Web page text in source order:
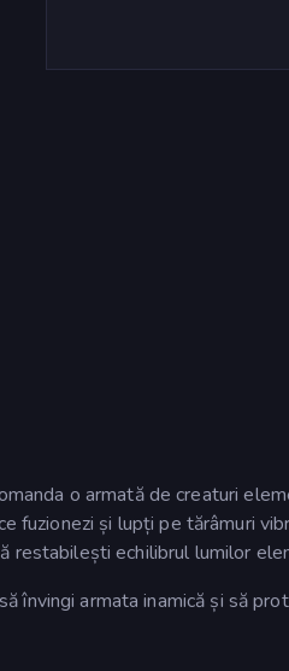
o armată de creaturi
fuzionezi și lupți pe tărâmuri
restabilești echilibrul lumilor
învingi armata inamică și să